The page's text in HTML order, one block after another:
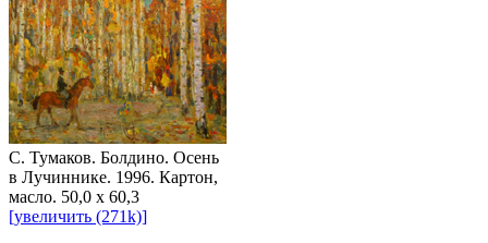
С. Тумаков. Болдино. Осень
в Лучиннике. 1996. Картон,
масло. 50,0 х 60,3
[увеличить (271k)]